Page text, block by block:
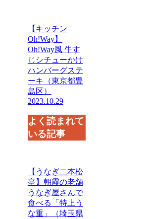
【キッチン
Oh!Way】
Oh!Way風 牛す
じシチューかけ
ハンバーグステ
ーキ（東京都豊
島区）
2023.10.29
よく読まれて
いる記事
【うなぎ二本松
亭】朝霞の老舗
うなぎ屋さんで
食べる「特上う
な重」（埼玉県